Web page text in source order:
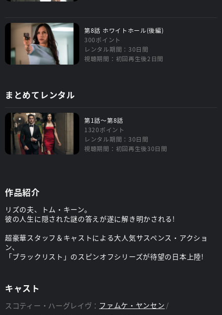
第8話 ホワイトホール(後編)
300ポイント
レンタル期間：30日間
視聴期間：初回再生後2日間
まとめてレンタル
第1話～第8話
1320ポイント
レンタル期間：30日間
視聴期間：初回再生後30日間
作品紹介
リズの夫、トム・キーン。
彼の人生に隠された謎の答えが遂に解き明かされる!
超豪華スタッフ＆キャストによる大人気サスペンス・アクショ
ン、
「ブラックリスト」のスピンオフシリーズが待望の日本上陸!
キャスト
スコティー・ハーグレイヴ： ファムケ・ヤンセン